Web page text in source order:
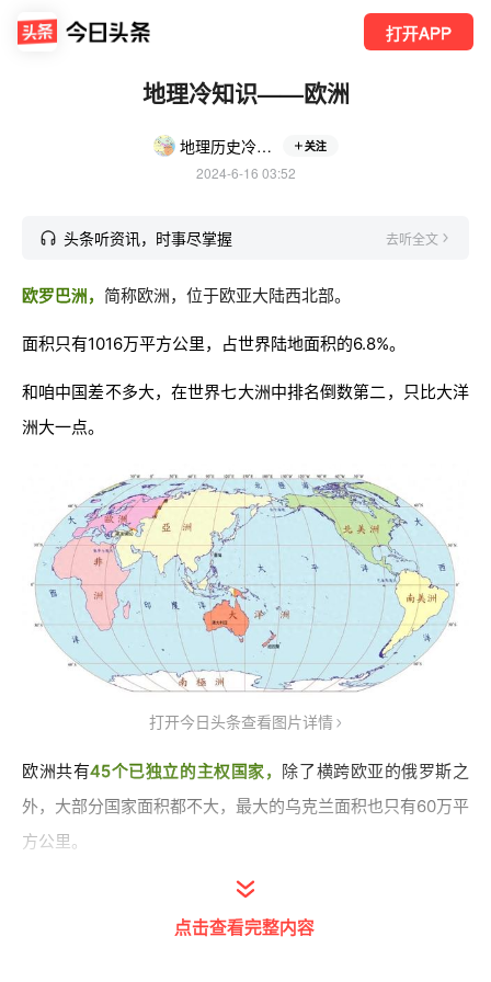
打开APP
地理冷知识——欧洲
地理历史冷知识 关注
2024-6-16 03:52
头条听资讯，时事尽掌握 去听全文
欧罗巴洲， 简称欧洲，位于欧亚大陆西北部。
面积只有1016万平方公里，占世界陆地面积的6.8%。
和咱中国差不多大，在世界七大洲中排名倒数第二，只比大洋
洲大一点。
打开今日头条查看图片详情
欧洲共有45个已独立的主权国家， 除了横跨欧亚的俄罗斯之
外，大部分国家面积都不大，最大的乌克兰面积也只有60万平
方公里。
欧罗巴（Europa）是希腊神话中的腓尼基公主，在神话中，
美丽的欧罗巴被众神之主，也是宇宙第一渣男——宙斯爱慕。
点击查看完整内容